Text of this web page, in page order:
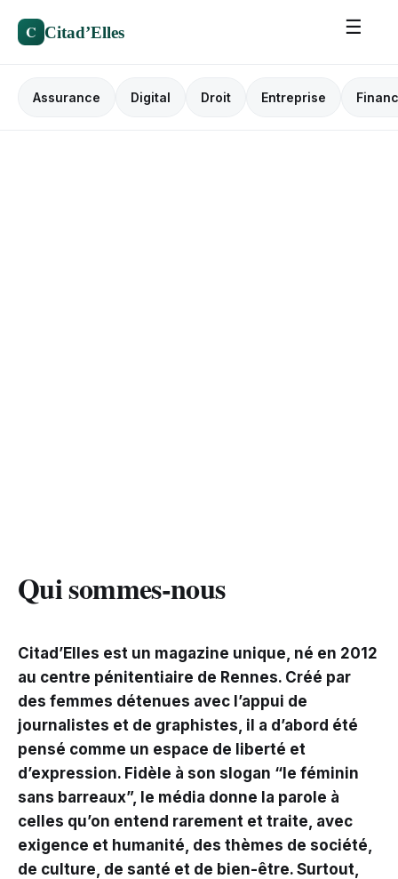
C Citad’Elles ☰
Assurance Digital Droit Entreprise
Qui sommes-nous
Citad’Elles est un magazine unique, né en 2012
au centre pénitentiaire de Rennes. Créé par
des femmes détenues avec l’appui de
journalistes et de graphistes, il a d’abord été
pensé comme un espace de liberté et
d’expression. Fidèle à son slogan “le féminin
sans barreaux”, le média donne la parole à
celles qu’on entend rarement et traite, avec
exigence et humanité, des thèmes de société,
de culture, de santé et de bien-être. Surtout,